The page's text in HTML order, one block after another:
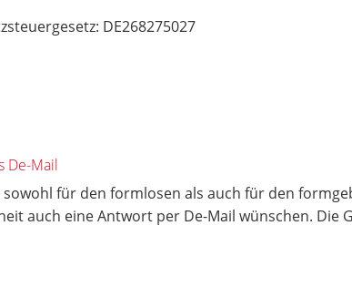
DE268275027
De-Mail
für den formlosen als auch für den
auch eine Antwort per De-Mail wünschen.